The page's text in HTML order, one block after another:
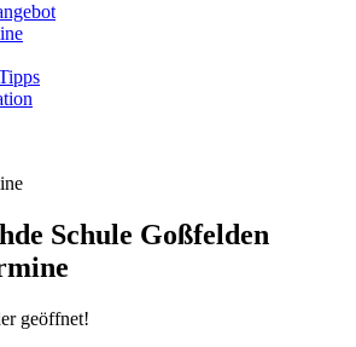
geöffnet!